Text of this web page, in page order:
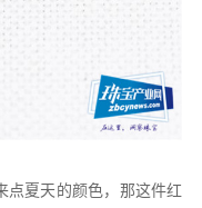
点夏天的颜色，那这件红